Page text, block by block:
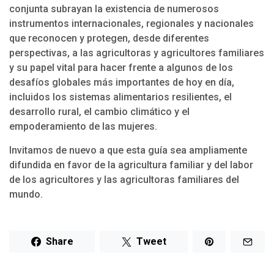
conjunta subrayan la existencia de numerosos
instrumentos internacionales, regionales y nacionales
que reconocen y protegen, desde diferentes
perspectivas, a las agricultoras y agricultores familiares
y su papel vital para hacer frente a algunos de los
desafíos globales más importantes de hoy en día,
incluidos los sistemas alimentarios resilientes, el
desarrollo rural, el cambio climático y el
empoderamiento de las mujeres.
Invitamos de nuevo a que esta guía sea ampliamente
difundida en favor de la agricultura familiar y del labor
de los agricultores y las agricultoras familiares del
mundo.
Share Tweet